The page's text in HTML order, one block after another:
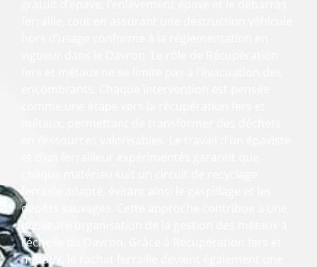
ferraille adapté, évitant ainsi le gaspillage et les
dépôts sauvages. Cette approche contribue à une
meilleure organisation de la gestion des métaux à
l’échelle du Davron. Grâce à Récupération fers et
métaux, le rachat ferraille devient également une